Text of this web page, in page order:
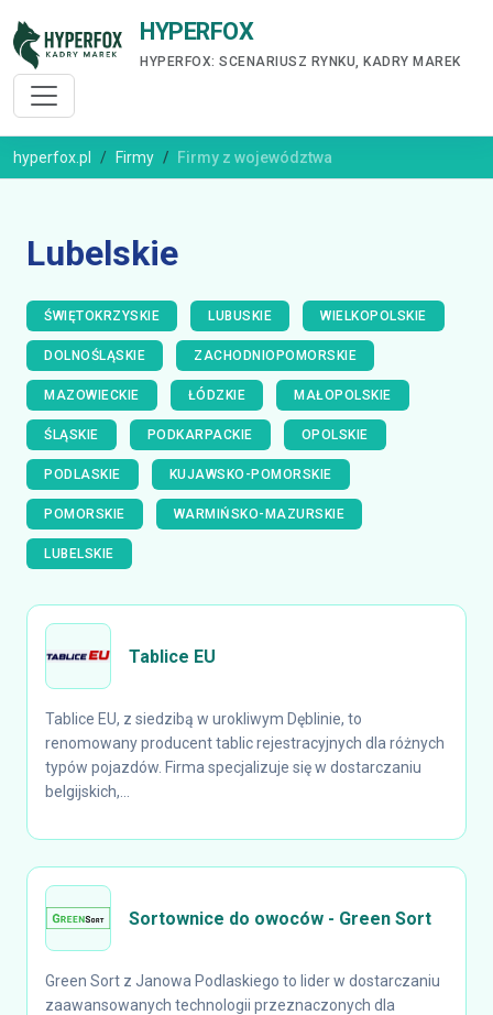
HYPERFOX
HYPERFOX: SCENARIUSZ RYNKU, KADRY MAREK
hyperfox.pl Firmy Firmy z województwa
Lubelskie
ŚWIĘTOKRZYSKIE LUBUSKIE WIELKOPOLSKIE
DOLNOŚLĄSKIE ZACHODNIOPOMORSKIE
MAZOWIECKIE ŁÓDZKIE MAŁOPOLSKIE
ŚLĄSKIE PODKARPACKIE OPOLSKIE
PODLASKIE KUJAWSKO-POMORSKIE
POMORSKIE WARMIŃSKO-MAZURSKIE
LUBELSKIE
Tablice EU
Tablice EU, z siedzibą w urokliwym Dęblinie, to
renomowany producent tablic rejestracyjnych dla różnych
typów pojazdów. Firma specjalizuje się w dostarczaniu
belgijskich,...
Sortownice do owoców - Green Sort
Green Sort z Janowa Podlaskiego to lider w dostarczaniu
zaawansowanych technologii przeznaczonych dla